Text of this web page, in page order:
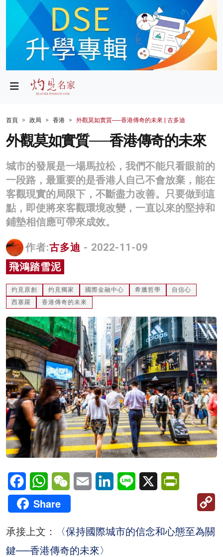
政局
財經
生活
商業
科技
影片
名家榜
灼見活動
首頁 政局 香港 外觀莫如實質──香港傳奇的未來 | 古多迪
外觀莫如實質──香港傳奇的未來
城市的發展是一場馬拉松，我們不能只看眼前的
一段路，最重要的是香港人自己不會放棄，能在
客觀現實的局限下，不斷盡力改善。只要做到這
點，即使將來客觀環境改變，一直以來的堅持和
鋪墊相信應可帶來成效。
作者:古多迪 - 2022-11-09
飛鴻踏雪泥
灼見原創 灼見獨家 國際金融中心 希臘哲學
自信心
西塞羅
香港傳奇的未來
FacebookWhatsAppWeChatEmail LinkedInLine X
Share
承接上文：
〈保持國際城市的信念和心態至為關
鍵──香港傳奇的未來〉